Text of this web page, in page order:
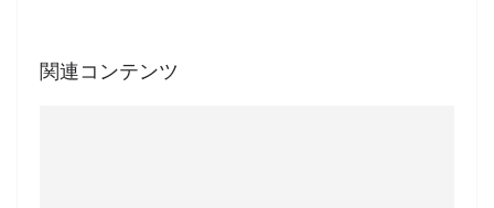
関連コンテンツ